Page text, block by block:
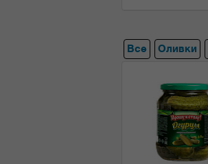
Все Оливки